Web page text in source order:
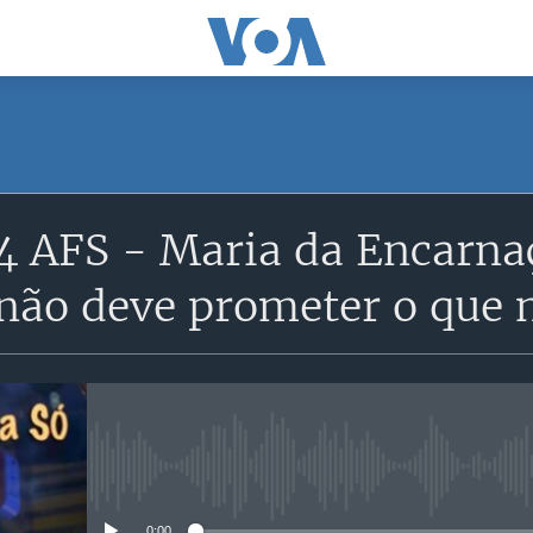
AFS - Maria da
deve prometer o que